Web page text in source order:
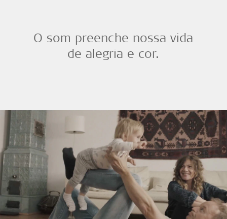
O som preenche nossa vida
de alegria e cor.